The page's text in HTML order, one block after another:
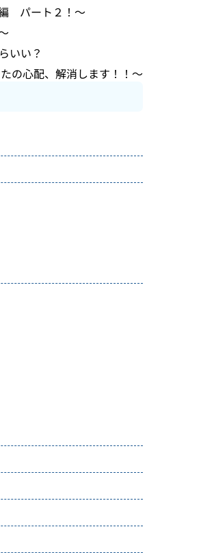
パート２！～
いい？
の心配、解消します！！～